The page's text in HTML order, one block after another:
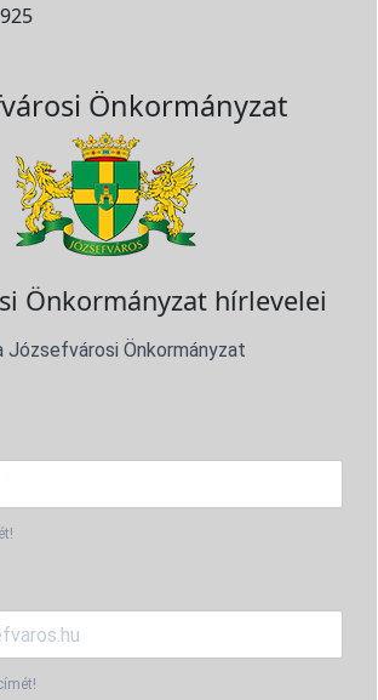
Önkormányzat
Önkormányzat hírlevelei
Önkormányzat